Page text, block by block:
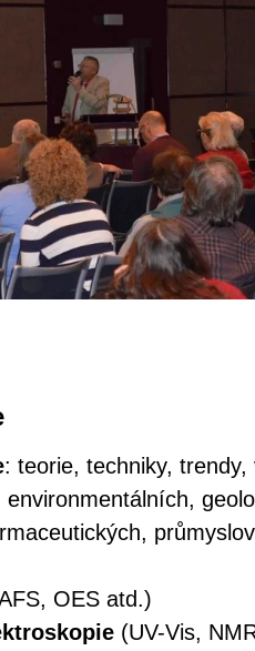
: teorie, techniky, trendy,
OES atd.)
(UV-Vis,